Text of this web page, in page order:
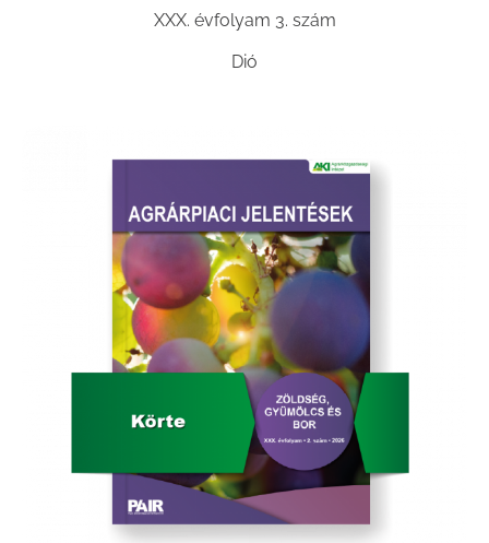
XXX. évfolyam 3. szám
Dió